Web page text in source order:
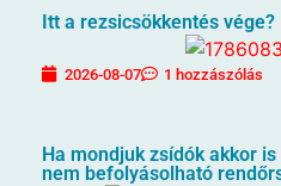
Itt a rezsicsökkentés vége?
2026-08-07 1 hozzászólás
Ha mondjuk zsídók akkor
nem befolyásolható